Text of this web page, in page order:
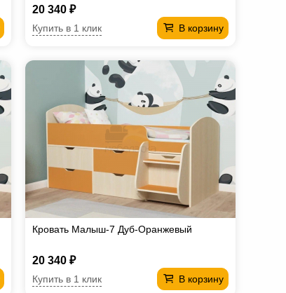
20 340 ₽
В корзину
Купить в 1 клик
Кровать Малыш-7 Дуб-Оранжевый
20 340 ₽
В корзину
Купить в 1 клик